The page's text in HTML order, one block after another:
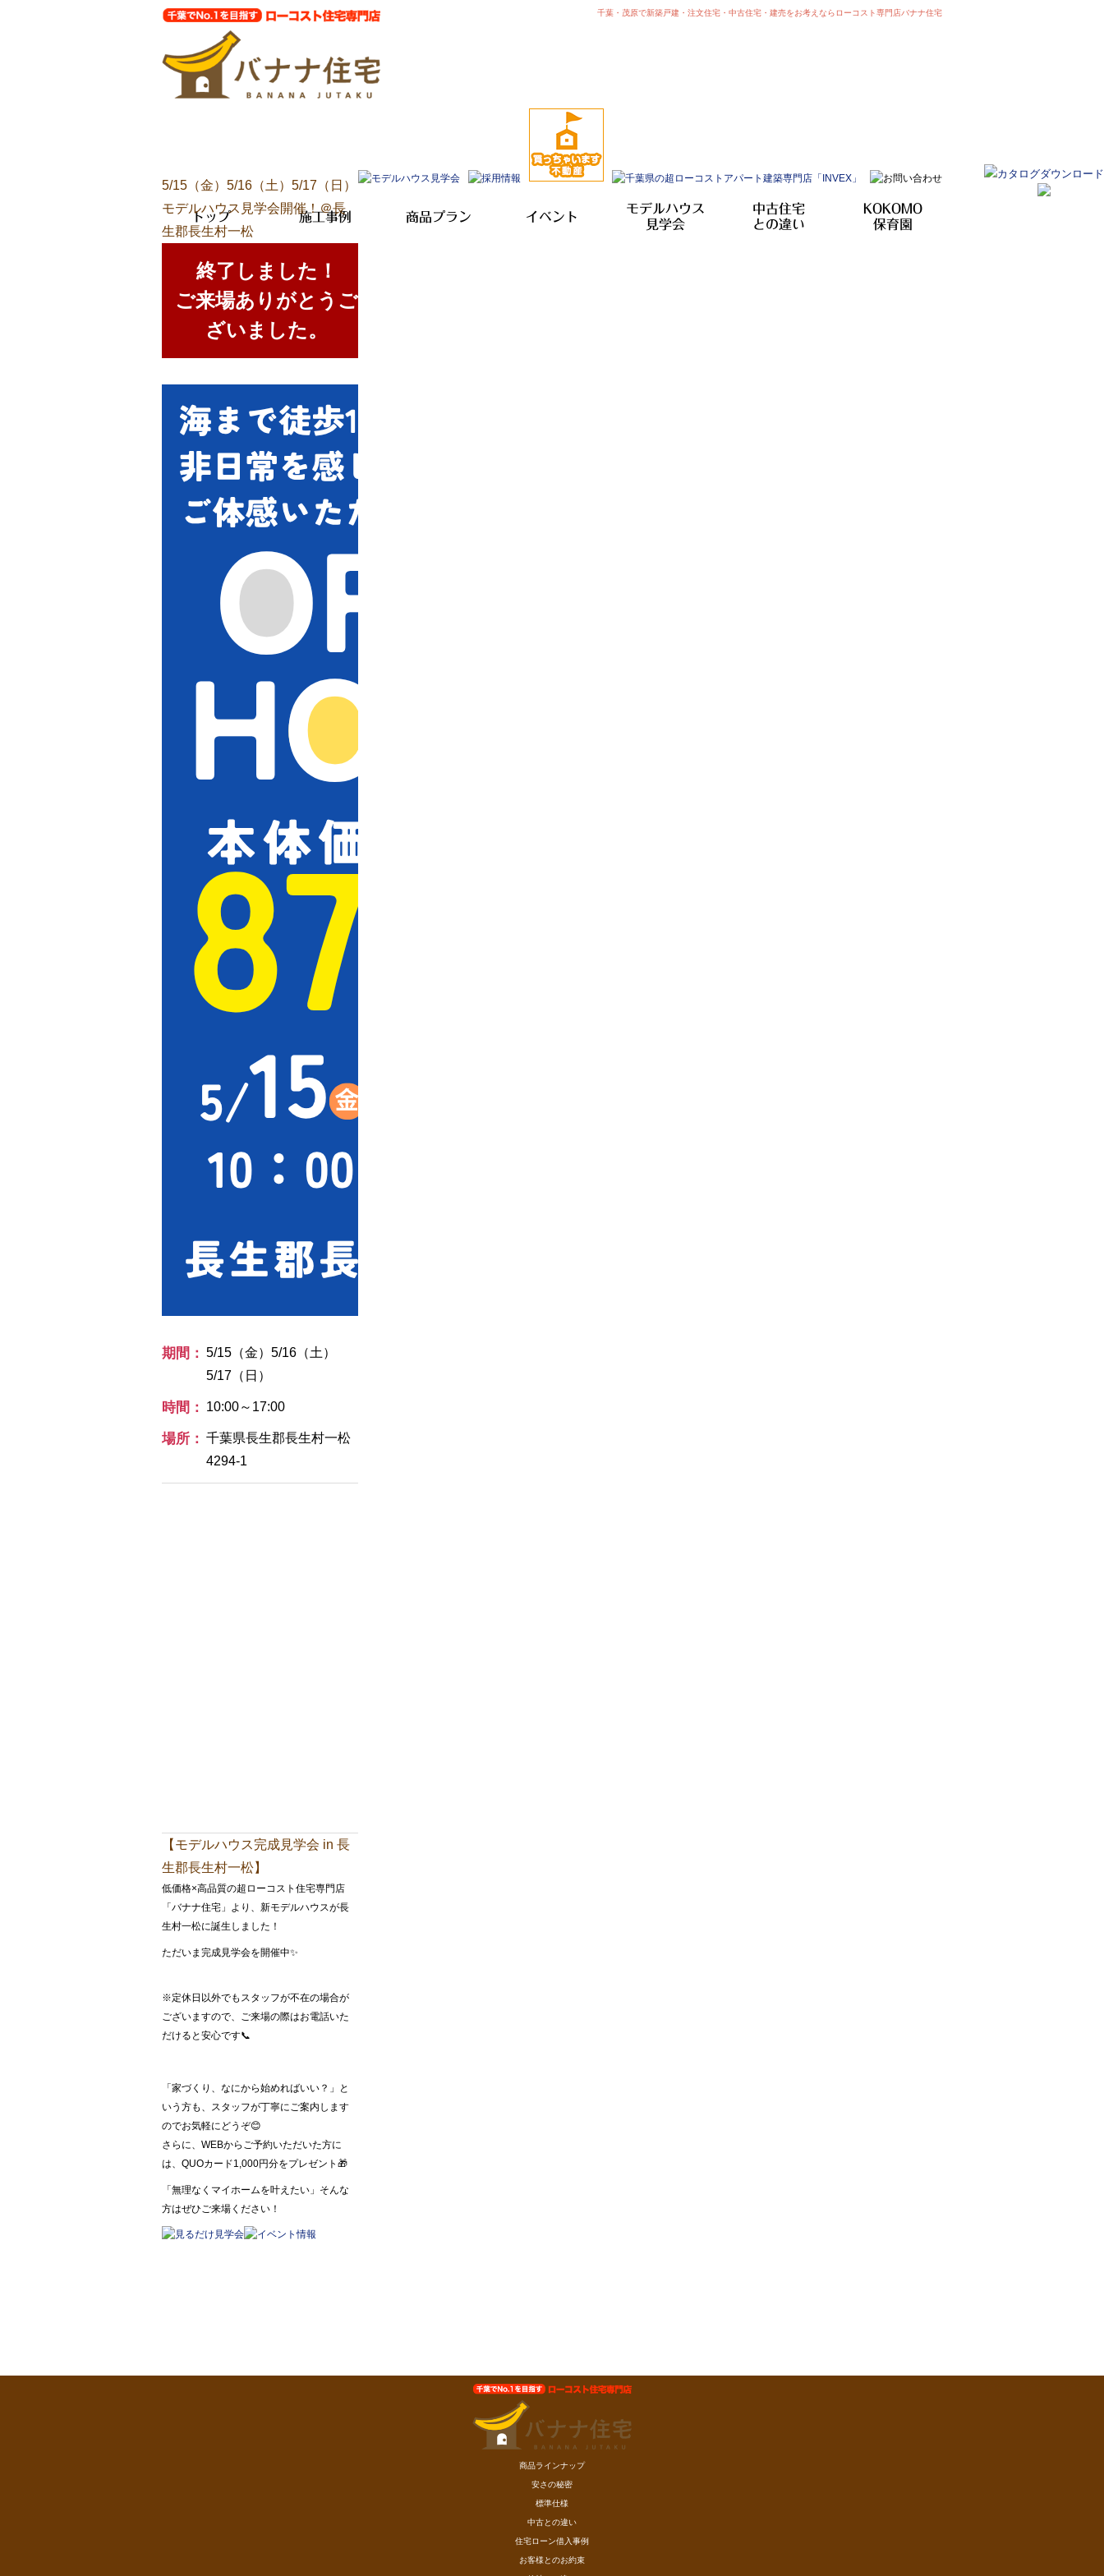
千葉・茂原で新築戸建・注文住宅・中古住宅・建売をお考えならローコスト専門店バナナ住宅
トップ 施工事例 商品プラン イベント
モデルハウス
見学会
中古住宅
との違い
KOKOMO
保育園
5/15（金）5/16（土）5/17（日）
モデルハウス見学会開催！＠長
生郡長生村一松
終了しました！
ご来場ありがとうご
ざいました。
期間： 5/15（金）5/16（土）
5/17（日）
時間： 10:00～17:00
場所： 千葉県長生郡長生村一松
4294-1
【モデルハウス完成見学会 in 長
生郡長生村一松】
低価格×高品質の超ローコスト住宅専門店
「バナナ住宅」より、新モデルハウスが長
生村一松に誕生しました！
ただいま完成見学会を開催中✨
※定休日以外でもスタッフが不在の場合が
ございますので、ご来場の際はお電話いた
だけると安心です📞
「家づくり、なにから始めればいい？」と
いう方も、スタッフが丁寧にご案内します
のでお気軽にどうぞ😊
さらに、WEBからご予約いただいた方に
は、QUOカード1,000円分をプレゼント🎁
「無理なくマイホームを叶えたい」そんな
方はぜひご来場ください！
商品ラインナップ
安さの秘密
標準仕様
中古との違い
住宅ローン借入事例
お客様とのお約束